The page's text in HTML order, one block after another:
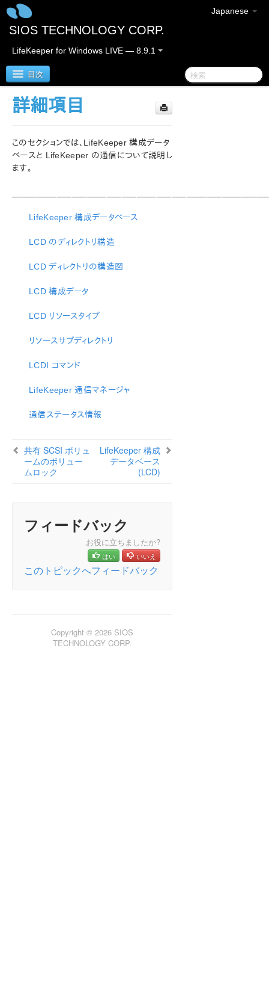
Japanese
SIOS TECHNOLOGY CORP.
LifeKeeper for Windows LIVE — 8.9.1
目次
LifeKeeper for Windows
LifeKeeper for Windows リリースノート
クラウド環境における LifeKeeper for Windows の利用
LifeKeeper for Windows インストレーションガイド
LifeKeeper for Windows テクニカルドキュメンテーショ
LifeKeeper for Windows について
LifeKeeper for Windows の管理の概要
共通タスク
詳細項目
データレプリケーション
トラブルシューティング
総合メッセージカタログ
LifeKeeper for Windows サポートマトリックス
LifeKeeper Single Server Protection for Windows
詳細項目
このセクションでは、LifeKeeper 構成データ
ベースと LifeKeeper の通信について説明し
ます。
LifeKeeper 構成データベース
LCD のディレクトリ構造
LCD ディレクトリの構造図
LCD 構成データ
LCD リソースタイプ
リソースサブディレクトリ
LCDI コマンド
LifeKeeper 通信マネージャ
通信ステータス情報
共有 SCSI ボリュ
ームのボリュー
ムロック
LifeKeeper 構成
データベース
(LCD)
フィードバック
お役に立ちましたか?
はい いいえ
このトピックへフィードバック
Copyright © 2026 SIOS
TECHNOLOGY CORP.